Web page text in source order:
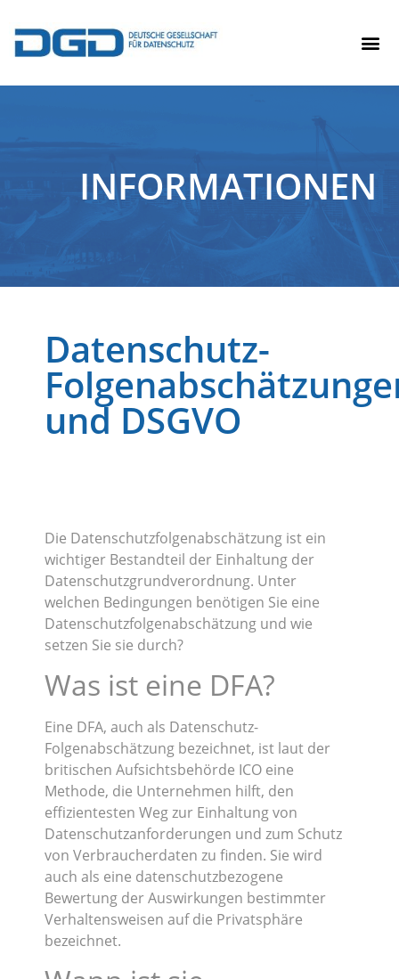
INFORMATIONEN
Datenschutz-
und DSGVO
Die Datenschutzfolgenabschätzung ist ein
wichtiger Bestandteil der Einhaltung der
Datenschutzgrundverordnung. Unter
welchen Bedingungen benötigen Sie eine
Datenschutzfolgenabschätzung und wie
setzen Sie sie durch?
Was ist eine DFA?
Eine DFA, auch als Datenschutz-
Folgenabschätzung bezeichnet, ist laut der
britischen Aufsichtsbehörde ICO eine
Methode, die Unternehmen hilft, den
effizientesten Weg zur Einhaltung von
Datenschutzanforderungen und zum Schutz
von Verbraucherdaten zu finden. Sie wird
auch als eine datenschutzbezogene
Bewertung der Auswirkungen bestimmter
Verhaltensweisen auf die Privatsphäre
bezeichnet.